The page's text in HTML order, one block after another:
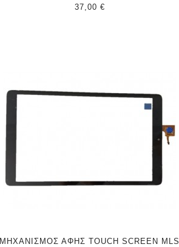
37,00 €
ΜΗΧΑΝΙΣΜΟΣ ΑΦΗΣ TOUCH SCREEN MLS